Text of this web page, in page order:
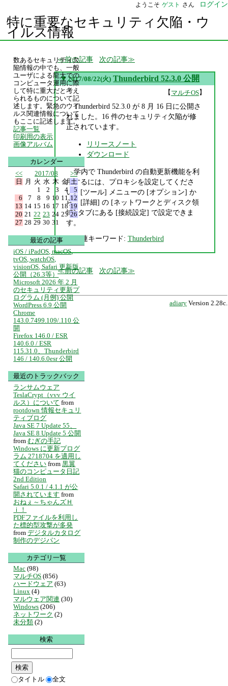
ようこそ ゲスト さん ログイン
特に重要なセキュリティ欠陥・ウ
イルス情報
前の記事 次の記事
▼ 2017/08/22(火) Thunderbird 52.3.0 公開
【マルチOS】
Thunderbird 52.3.0 が 8 月 16 日に公開さ
れました。16 件のセキュリティ欠陥が修
正されています。
リリースノート
ダウンロード
学内で Thunderbird の自動更新機能を利
用するには、プロキシを設定してくださ
い。[ツール] メニューの [オプション] か
ら、[詳細] の [ネットワークとディスク領
域] タブにある [接続設定] で設定できま
す。
関連キーワード: Thunderbird
前の記事 次の記事
adiary Version 2.28c.
数あるセキュリティ欠
陥情報の中でも、一般
ユーザによる龍大での
コンピュータ運用に際
して特に重大だと考え
られるものについて記
述します。緊急のウイ
ルス関連情報について
もここに記述します。
記事一覧
印刷用の表示
画像アルバム
カレンダー
<<
2017/08
>>
日
月 火 水 木 金 土
1
2 3 4
5
6
7 8 9 10 11 12
13 14 15 16 17 18 19
20 21 22 23 24 25 26
27 28 29 30 31
最近の記事
iOS / iPadOS, macOS,
tvOS, watchOS,
visionOS, Safari 更新版
公開（26.3等）
Microsoft 2026 年 2 月
のセキュリティ更新プ
ログラム (月例) 公開
WordPress 6.9 公開
Chrome
143.0.7499.109/.110 公
開
Firefox 146.0 / ESR
140.6.0 / ESR
115.31.0、Thunderbird
146 / 140.6.0esr 公開
最近のトラックバック
ランサムウェア
TeslaCrypt（vvv ウイ
ルス）について from
rootdown 情報セキュリ
ティブログ
Java SE 7 Update 55、
Java SE 8 Update 5 公開
from むぎの手記
Windows に更新プログ
ラム 2718704 を適用し
てください from 黒翼
猫のコンピュータ日記
2nd Edition
Safari 5.0.1 / 4.1.1 が公
開されています from
おねぇ～ちゃんズＨ
ｉ！
PDFファイルを利用し
た標的型攻撃が多発
from デジタルカタログ
制作のデジパン
カテゴリ一覧
Mac (98)
マルチOS (856)
ハードウェア (63)
Linux (4)
マルウェア関連 (30)
Windows (206)
ネットワーク (2)
未分類 (2)
検索
タイトル 全文